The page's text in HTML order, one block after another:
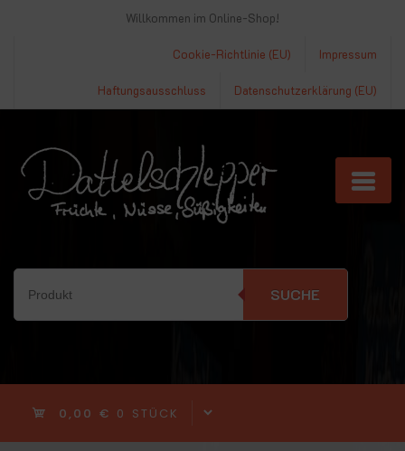
Willkommen im Online-Shop!
Impressum
Cookie-Richtlinie (EU)
Datenschutzerklärung (EU)
Haftungsausschluss
SUCHE
0,00 € 0 STÜCK